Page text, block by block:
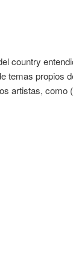
country
temas propios
artistas, como